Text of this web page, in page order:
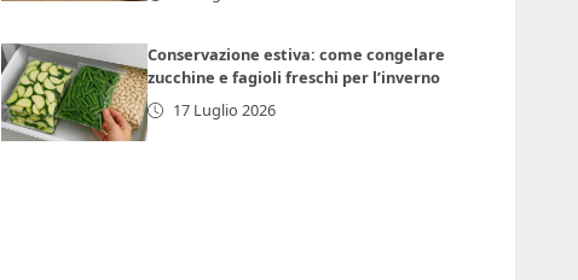
Conservazione estiva: come congelare
zucchine e fagioli freschi per l’inverno
17 Luglio 2026